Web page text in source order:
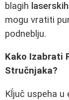
blagih
mogu vratiti
podneblju.
Kako Izabrati
Stručnjaka?
Kĺjuč uspeha